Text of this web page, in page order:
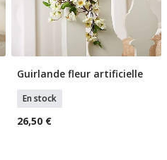
Ajouter Au Panier
Guirlande fleur artificielle
En stock
26,50 €